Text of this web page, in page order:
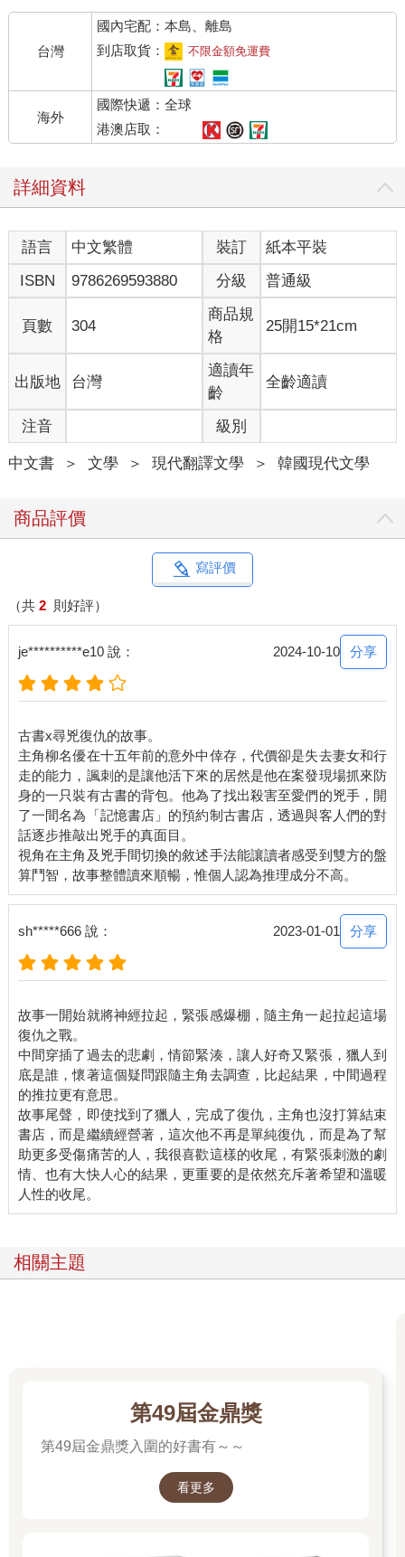
在不適合深夜返家的單身女性。於是，下了公車站再從這條上坡
路返家，就成了最受此地住戶歡迎的選擇。不過也由於整條路又
黑又窄，沿路沒有什麼路燈，所以有不少女性選擇使用安心返家
服務，但這卻使她們成了獵人鎖定的目標。因為會選擇安心返家
服務，就代表這名女性獨居，家中沒有人等門。 獵人爬上山坡，
遠遠看見手電筒的燈光後，便拐進一旁的巷子。以前為了捕捉獵
物，他會多次到目標住家附近勘查地形，現在則能透過入口網站
提供的地圖街景服務，直接在家確認當地狀況。他走進一整排外
附近徘徊的流浪貓，聽見他的腳步聲便立刻躲進黑暗之中。獵人
站在轉角處等了一會兒，便看見手電筒的燈光與三名女性的剪影
進入視線範圍。親眼確認目標後，他歪著頭低聲說： 「獵人，狩
獵的時間到了。」 ◆ ◆ ◆
目標的行動完全如獵人所預期。 走到巷子中段時，目標便與穿著
女性安心返家背心的兩名志工道別。可能是因為已經快到家了，
她不再擔心會遭遇危險，一方面也不太好意思繼續麻煩兩名志
工，再加上不想讓陌生人知道確切的住址，所以才提前跟兩人分
開。不過就算兩名志工跟目標一起走到家門口，獵人也已經想好
該如何同時處理三人。如今目標主動提供了讓他能專注狩獵的環
境，獵人難掩喜悅，接下來他只需要盡情狩獵。他事先確認過，
這條巷子裡沒有監視器，停車場也都設在半地下室，因此即便車
子裝有行車紀錄器，他也不可能被拍到。只是為了以防萬一，他
還是決定戴上口罩，接著信心十足地邁開步伐朝目標走去。女子
穿過多戶住宅的共用大門，朝著自己住的那一戶走去。獵人遠遠
只見女子停下正打算輸入大門密碼的手，開始翻找手提包。稍
後，獵人聽見話筒那頭傳來女子的聲音。 「哪位？」 「這是李睿
察，請問妳現在在家嗎？」 「不，我現在正要進門。」 「請不要
開門，待在門口不要進去。」 「為什麼？」 「我們接獲報案，說
有人闖入李小姐家中。」 李睿芝倒抽一口氣，聲音中滿是驚慌。
「真的嗎？」 「對，妳住太城公寓一二七號對吧？」 「對，闖進
我家的人是誰？」 「我們才剛接獲報案，怕開車子的警笛會驚動
犯人，所以正步行過去。」 「你、你們在哪裡？」 「在巷子裡
了，請妳稍等。」 怕通話時間太長露出破綻，獵人說完話立即掛
斷電話，接著便朝女子所在的太城公寓方向前進。幸好目標很聽
女子聽說有人闖入屋內，絕對不敢貿然進屋，才決定選擇以此為
藉口讓女子留在室外，顯然這番推測十分精準。女子轉過身，往
腳步聲傳來的方向看去。在她眼中，正朝她走過去的獵人像是個
穿著制服的警察。這是獵人事前準備好的偽裝，由於怕從網路購
買會留下線索，他還特地到位於東廟的二手市集購買。戴著白色
棒球帽的獵物一見他靠近，緊繃的神情立刻放鬆下來。 「妳是李
睿芝小姐嗎？」 女子點點頭。獵人走到不會被門口監視器拍到的
死角，女子也跟著他移動。 「你來得真快。」 「我正在附近巡
邏，所以很快就到了。」 「謝謝，不過你一個人過來嗎？」 「我
同事把車停在巷口待命，請妳先跟我走吧。」 獵人伸出左手往巷
口指去，就在女子順著他手指方向看過去時，獵人用右手掏出放
在後面口袋的電擊棒。 「好。」 女子簡短回答，準備離開之前她
不經意看了獵人一眼，注意到獵人隱藏在帽子之下，如刀刃般銳
好萬全的準備。他舉起握在手上的電擊棒，電流碰撞的滋滋聲響
起，女子還來不及出聲求救便昏了過去。
◆ ◆ ◆
獵人將被電擊失去意識的女子拖到卡車上。 他之前實地勘察過幾
次，知道午夜時分這一區少有行人，此時當然也沒有人經過。他
用束帶綁起女子的手腳，接著再綑上一圈封箱膠帶固定，最後撕
一塊膠帶貼住女子的嘴。他想起之前某個獵物因膠帶貼到鼻子窒
息而死，因此特別留意別貼到鼻子。接著他拿走獵物的手機回到
駕駛座，脫下警察制服，換回普通的背心，關上女子手機的電
源，用鎚子將手機敲碎後開車駛離現場。路過一座橋時他刻意停
他忍不住愉快地哼起歌來。雖然狩獵十分順利，但他仍小心翼翼
地在沒監視器的陰暗巷道中繞了一會兒，才載著獵物驅車回家。
下室後能從外上鎖。他特別在隔音上下了功夫，這樣外面就不會
聽見獵物的尖叫聲。曾經的煤炭倉庫，搖身一變成了獵人存放獵
物的倉庫。只見屋內正中央擺了一張固定好的椅子，獵人將癱軟
起獵物的頭，撕下貼在嘴上的膠帶，這時女子才恢復意識並發出
細微的呻吟。獵人轉身緩步走到門邊，按下門旁的開關。其中一
台灣
國內宅配：本島、離島
到店取貨：
不限金額免運費
海外
國際快遞：全球
港澳店取：
詳細資料
語言 中文繁體 裝訂
紙本平裝
ISBN
9786269593880 分級 普通級
頁數 304
商品規
格
25開15*21cm
出版地 台灣
適讀年
齡
全齡適讀
注音 級別
中文書 ＞ 文學 ＞ 現代翻譯文學 ＞ 韓國現代文學
商品評價
寫評價
（共 2 則好評）
je**********e10 說： 2024-10-10 分享
古書x尋兇復仇的故事。
主角柳名優在十五年前的意外中倖存，代價卻是失去妻女和行
走的能力，諷刺的是讓他活下來的居然是他在案發現場抓來防
身的一只裝有古書的背包。他為了找出殺害至愛們的兇手，開
了一間名為「記憶書店」的預約制古書店，透過與客人們的對
話逐步推敲出兇手的真面目。
視角在主角及兇手間切換的敘述手法能讓讀者感受到雙方的盤
sh*****666 說： 2023-01-01 分享
故事一開始就將神經拉起，緊張感爆棚，隨主角一起拉起這場
復仇之戰。
中間穿插了過去的悲劇，情節緊湊，讓人好奇又緊張，獵人到
底是誰，懷著這個疑問跟隨主角去調查，比起結果，中間過程
的推拉更有意思。
故事尾聲，即使找到了獵人，完成了復仇，主角也沒打算結束
書店，而是繼續經營著，這次他不再是單純復仇，而是為了幫
助更多受傷痛苦的人，我很喜歡這樣的收尾，有緊張刺激的劇
情、也有大快人心的結果，更重要的是依然充斥著希望和溫暖
相關主題
第49屆金鼎獎
第49屆金鼎獎入圍的好書有～～
看更多